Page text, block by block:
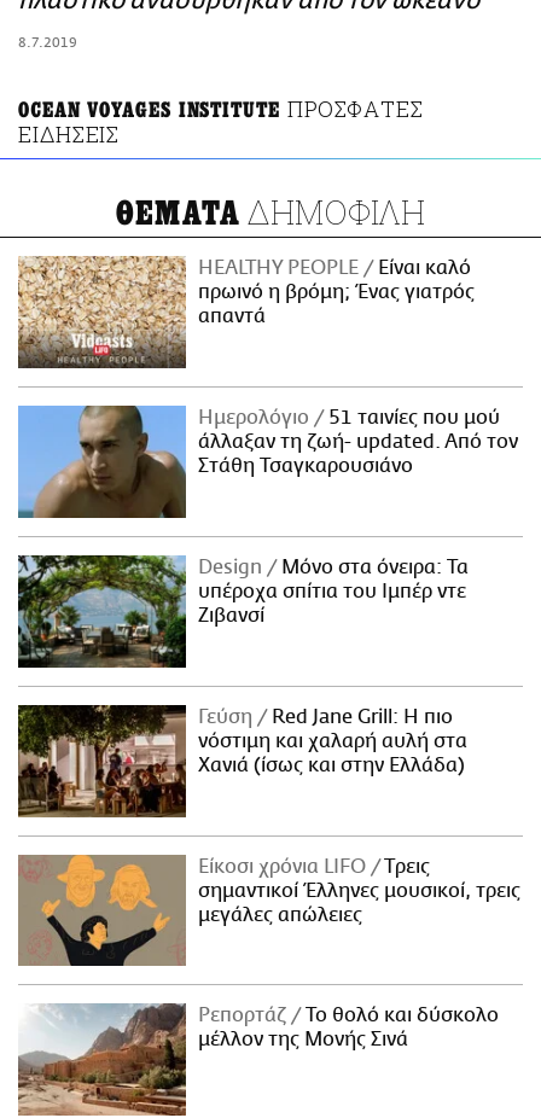
8.7.2019
OCEAN VOYAGES INSTITUTE ΠΡΟΣΦΑΤΕΣ
ΕΙΔΗΣΕΙΣ
ΘΕΜΑΤΑ ΔΗΜΟΦΙΛΗ
HEALTHY PEOPLE
Είναι καλό
πρωινό η βρόμη; Ένας γιατρός
απαντά
Ημερολόγιο
51 ταινίες που μού
άλλαξαν τη ζωή- updated. Aπό τον
Στάθη Τσαγκαρουσιάνο
Design
Μόνο στα όνειρα: Τα
υπέροχα σπίτια του Ιμπέρ ντε
Ζιβανσί
Γεύση
Red Jane Grill: Η πιο
νόστιμη και χαλαρή αυλή στα
Χανιά (ίσως και στην Ελλάδα)
Είκοσι χρόνια LIFO
Tρεις
σημαντικοί Έλληνες μουσικοί, τρεις
μεγάλες απώλειες
Ρεπορτάζ
Το θολό και δύσκολο
μέλλον της Μονής Σινά